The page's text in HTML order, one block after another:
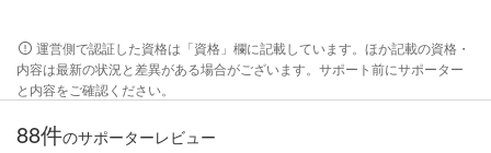
運営側で認証した資格は「資格」欄に記載しています。ほか記載の資格・
内容は最新の状況と差異がある場合がございます。サポート前にサポーター
と内容をご確認ください。
88件のサポーターレビュー